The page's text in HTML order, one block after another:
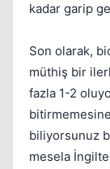
kadar garip
Son olarak,
müthiş bir
fazla 1-2
biliyorsunuz
mesela